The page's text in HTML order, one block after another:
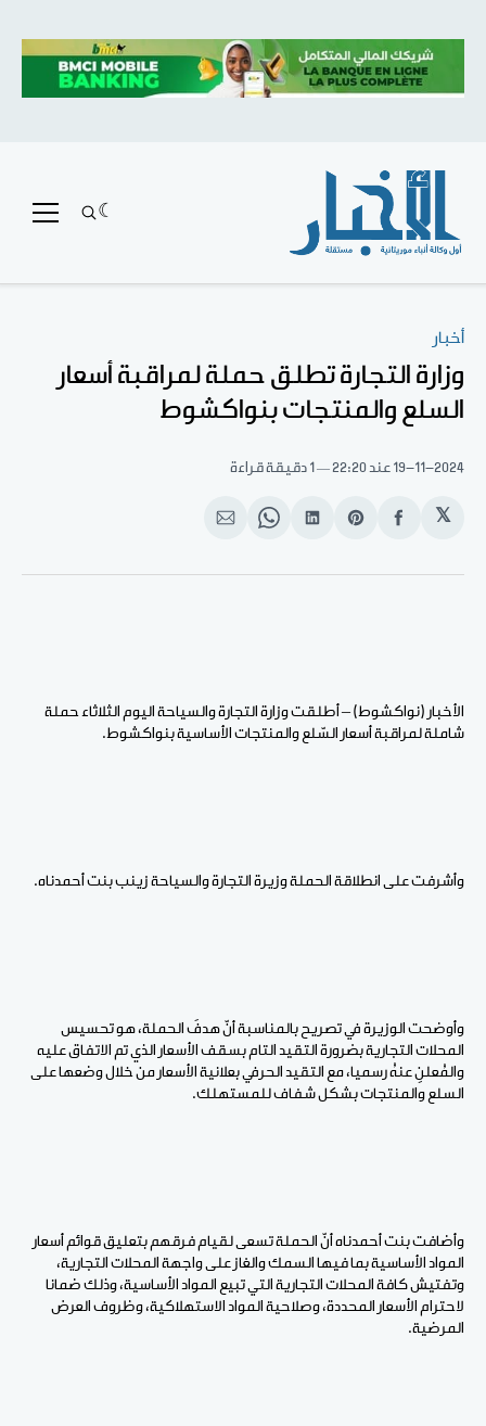
أخبار
وزارة التجارة تطلق حملة لمراقبة أسعار
السلع والمنتجات بنواكشوط
19-11-2024 عند 22:20 1 دقيقة قراءة
𝕏
انشر
الفيسبوك
Share
Pinterest
انشر
لينكد
Share
WhatsApp
انشر
الإيميل
الأخبار (نواكشوط) – أطلقت وزارة التجارة والسياحة اليوم الثلاثاء حملة
شاملة لمراقبة أسعار السّلع والمنتجات الأساسية بنواكشوط.
وأشرفت على انطلاقة الحملة وزيرة التجارة والسياحة زينب بنت أحمدناه.
وأوضحت الوزيرة في تصريح بالمناسبة أنّ هدفَ الحملة، هو تحسيس
المحلات التجارية بضرورة التقيد التام بسقف الأسعار الذي تم الاتفاق عليه
والمُعلنِ عنهُ رسميا، مع التقيد الحرفي بعلانية الأسعار من خلال وضعها على
السلع والمنتجات بشكل شفاف للمستهلك.
وأضافت بنت أحمدناه أنّ الحملة تسعى لقيام فرقهم بتعليق قوائم أسعار
المواد الأساسية بما فيها السمك والغاز على واجهة المحلات التجارية،
وتفتيش كافة المحلات التجارية التي تبيع المواد الأساسية، وذلك ضمانا
لاحترام الأسعار المحددة، وصلاحية المواد الاستهلاكية، وظروف العرض
المرضية.